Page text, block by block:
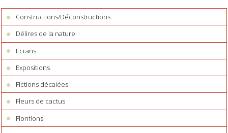
Constructions/Déconstructions
Délires de la nature
Ecrans
Expositions
Fictions décalées
Fleurs de cactus
Flonflons